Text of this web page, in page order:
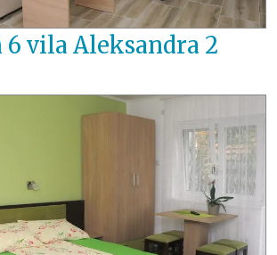
vila Aleksandra 2